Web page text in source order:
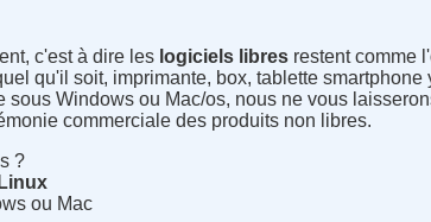
c'est à dire les logiciels libres restent comme
qu'il soit, imprimante, box, tablette smartphone
sous Windows ou Mac/os, nous ne vous
commerciale des produits non libres.
?
Linux
ou Mac